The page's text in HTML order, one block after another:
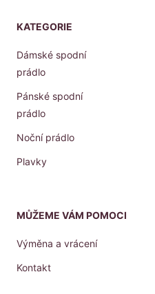
KATEGORIE
Dámské spodní
prádlo
Pánské spodní
prádlo
Noční prádlo
Plavky
MŮŽEME VÁM POMOCI
Výměna a vrácení
Kontakt